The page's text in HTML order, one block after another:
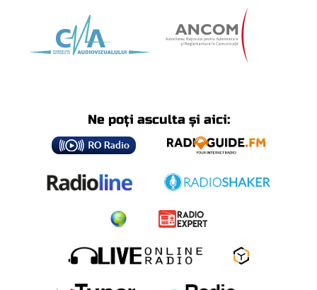
Ne poți asculta și aici: